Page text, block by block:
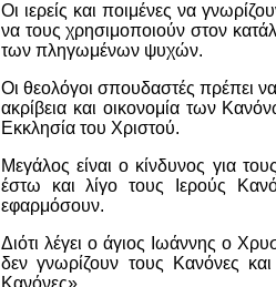
Οι ιερείς και ποιμένες να
να τους χρησιμοποιούν στον
των πληγωμένων ψυχών.
Οι θεολόγοι σπουδαστές πρέπει
ακρίβεια και οικονομία των
Εκκλησία του Χριστού.
Μεγάλος είναι ο κίνδυνος για
έστω και λίγο τους Ιερούς
εφαρμόσουν.
Διότι λέγει ο άγιος Ιωάννης ο
δεν γνωρίζουν τους Κανόνες
Κανόνες».